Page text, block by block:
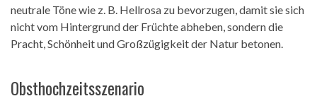
neutrale Töne wie z. B. Hellrosa zu bevorzugen, damit sie sich
nicht vom Hintergrund der Früchte abheben, sondern die
Pracht, Schönheit und Großzügigkeit der Natur betonen.
Obsthochzeitsszenario